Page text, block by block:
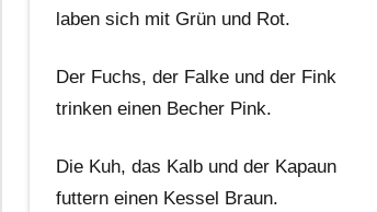
laben sich mit Grün und Rot.
Der Fuchs, der Falke und der Fink
trinken einen Becher Pink.
Die Kuh, das Kalb und der Kapaun
futtern einen Kessel Braun.